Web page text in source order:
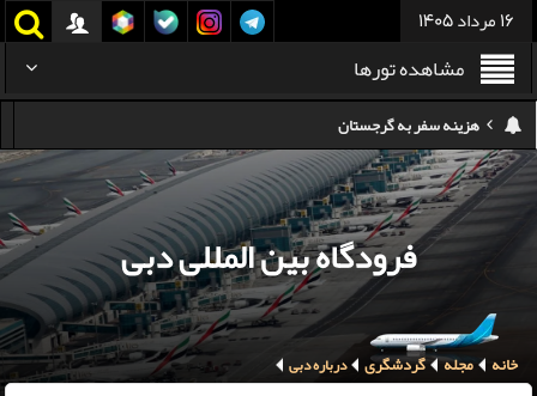
16 مرداد 1405
مشاهده تورها
هزینه سفر به تایلند
کدام هواپیمایی کدام ترمینال مهرآباد؟
استرداد بلیط هواپیما در شرایط جنگی
هزینه تفریحات استانبول ۲۰۲۵
سفر به ارمنستان | دیدنی‌ها و تجربیات جذاب
معرفی بهترین غذاهای محلی و خیابانی دبی
فرودگاه بین المللی دبی
خانه مجله گردشگری درباره دبی